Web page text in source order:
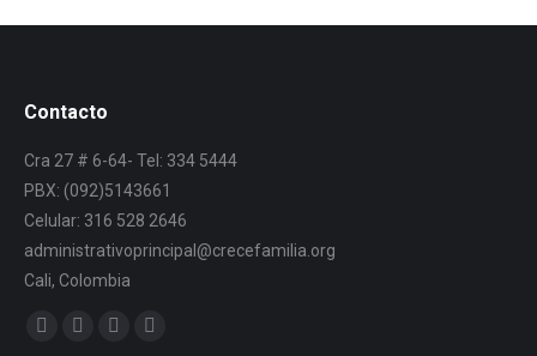
Contacto
Cra 27 # 6-64- Tel: 334 5444
PBX: (092)5143661
Celular: 316 528 2646
administrativoprincipal@crecefamilia.org
Cali, Colombia
Find us on: